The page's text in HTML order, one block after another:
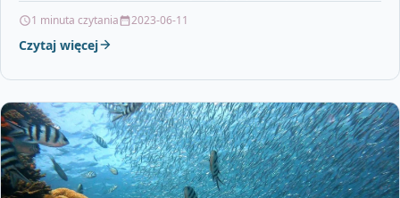
1 minuta czytania 2023-06-11
Czytaj więcej